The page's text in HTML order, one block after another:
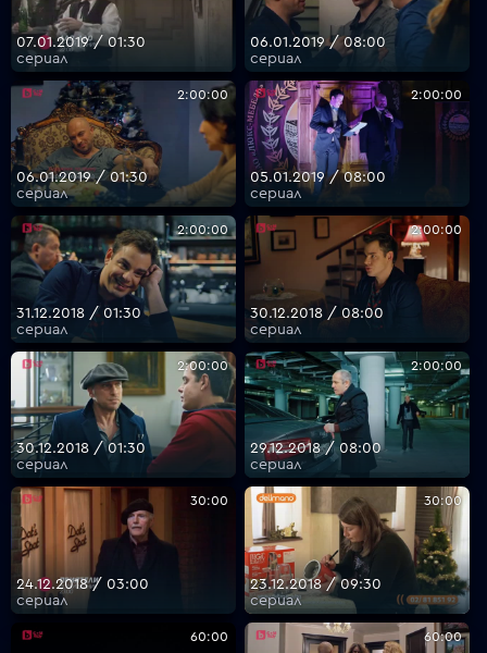
07.01.2019 / 01:30
сериал
06.01.2019 / 08:00
сериал
2:00:00
06.01.2019 / 01:30
сериал
2:00:00
05.01.2019 / 08:00
сериал
2:00:00
31.12.2018 / 01:30
сериал
2:00:00
30.12.2018 / 08:00
сериал
2:00:00
30.12.2018 / 01:30
сериал
2:00:00
29.12.2018 / 08:00
сериал
30:00
24.12.2018 / 03:00
сериал
30:00
23.12.2018 / 09:30
сериал
60:00 60:00